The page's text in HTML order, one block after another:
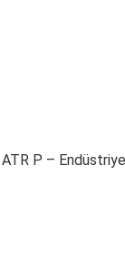
ATR P –